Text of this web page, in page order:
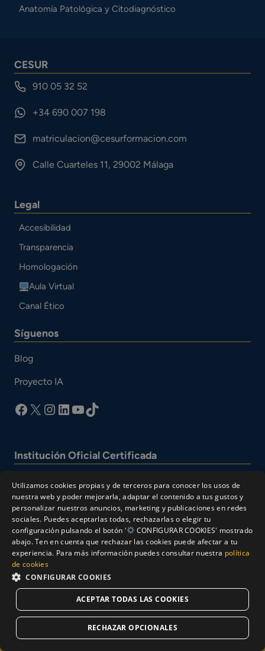
Anatomía Patológica y Citodiagnóstico
CESUR
910 05 32 52
+34 690 007 198
matriculacion@cesurformacion.com
Calle Cuarteles 11, 29002 Málaga
Legal
Accesibilidad
Transparencia
Homologación
Aula Virtual
Canal Ético
Síguenos
Blog
Proyecto IA
facebook
X Instagram
LinkedIn
YouTube
TikTok
Institución Oficial Certificada
Aviso Legal
Política de Cookies
Solicitar Información
Utilizamos cookies propias y de terceros para conocer los usos de
nuestra web y poder mejorarla, adaptar el contenido a tus gustos y
personalizar nuestros anuncios, marketing y publicaciones en redes
sociales. Puedes aceptarlas todas, rechazarlas o elegir tu
configuración pulsando el botón '
CONFIGURAR COOKIES' mostrado
abajo. Ten en cuenta que rechazar las cookies puede afectar a tu
experiencia. Para más información puedes consultar nuestra política
de cookies
CONFIGURAR COOKIES
ACEPTAR TODAS LAS COOKIES
RECHAZAR OPCIONALES